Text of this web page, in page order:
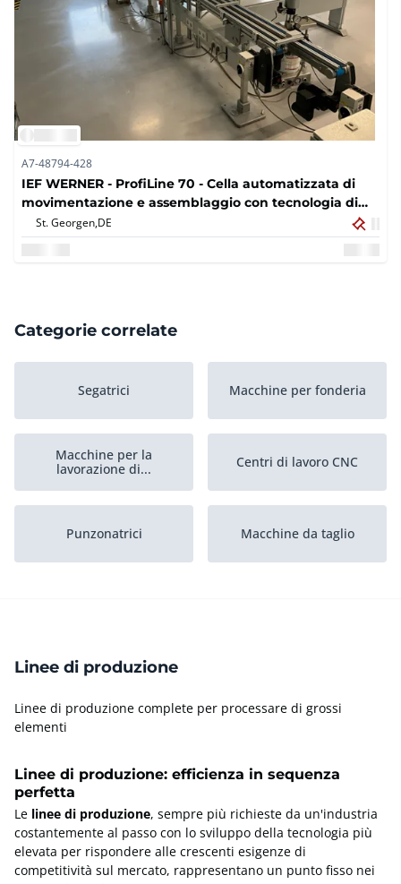
A7-48794-428
IEF WERNER - ProfiLine 70 - Cella automatizzata di
movimentazione e assemblaggio con tecnologia di
trasportatori lineari - 2019
St. Georgen,DE
Categorie correlate
Segatrici Macchine per fonderia
Macchine per la
lavorazione di...
Centri di lavoro CNC
Punzonatrici Macchine da taglio
Sabbiatrici
Attrezzature per
saldatura
Fresatrici
Linee di produzione
Linee di produzione complete per processare di grossi
elementi
Linee di produzione: efficienza in sequenza
perfetta
Le linee di produzione, sempre più richieste da un'industria
costantemente al passo con lo sviluppo della tecnologia più
elevata per rispondere alle crescenti esigenze di
competitività sul mercato, rappresentano un punto fisso nei